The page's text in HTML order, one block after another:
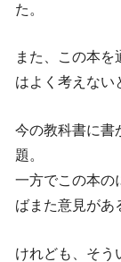
た。
また、この本
はよく考えない
今の教科書に書
題。
一方でこの本の
ばまた意見があ
けれども、そう